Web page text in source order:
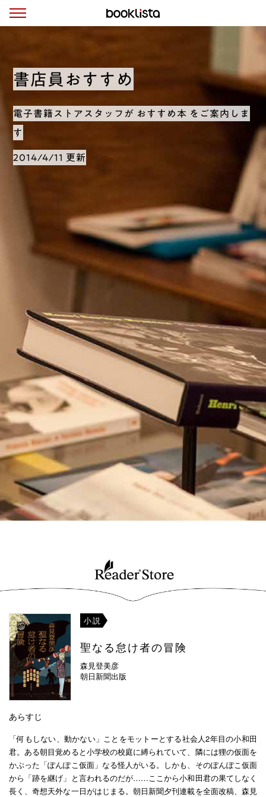
書店員おすすめ
電子書籍ストアスタッフが おすすめ本 をご案内しま
す
2014/4/11 更新
小説
聖なる怠け者の冒険
森見登美彦
朝日新聞出版
あらすじ
「何もしない、動かない」ことをモットーとする社会人2年目の小和田
君。ある朝目覚めると小学校の校庭に縛られていて、隣には狸の仮面を
かぶった「ぽんぽこ仮面」なる怪人がいる。しかも、そのぽんぽこ仮面
から「跡を継げ」と言われるのだが……ここから小和田君の果てしなく
長く、奇想天外な一日がはじまる。朝日新聞夕刊連載を全面改稿、森見